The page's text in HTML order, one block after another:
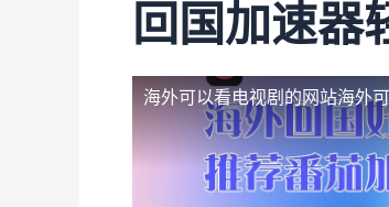
回国加速器
海外可以看电视剧的网站海外